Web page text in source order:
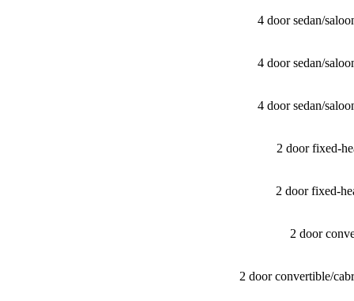
4 door sedan/​
4 door sedan/​
4 door sedan/​
2 door fixed-
2 door fixed-
2 door
2 door convertible/​